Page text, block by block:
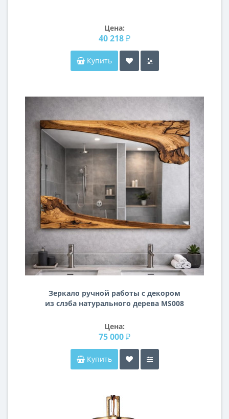
Цена:
40 218 ₽
Купить
Зеркало ручной работы с декором
из слэба натурального дерева MS008
Цена:
75 000 ₽
Купить